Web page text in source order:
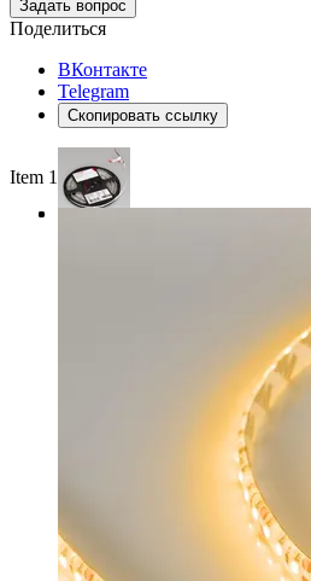
Задать вопрос
Поделиться
ВКонтакте
Telegram
Скопировать ссылку
Item 1 of 3